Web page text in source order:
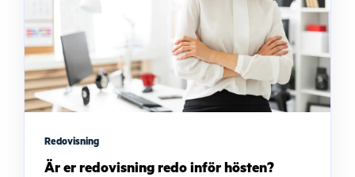
Redovisning
Är er redovisning redo inför hösten?